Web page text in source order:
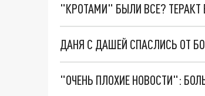
"КРОТАМИ" БЫЛИ ВСЕ?
ДАНЯ С ДАШЕЙ СПАСЛИСЬ ОТ